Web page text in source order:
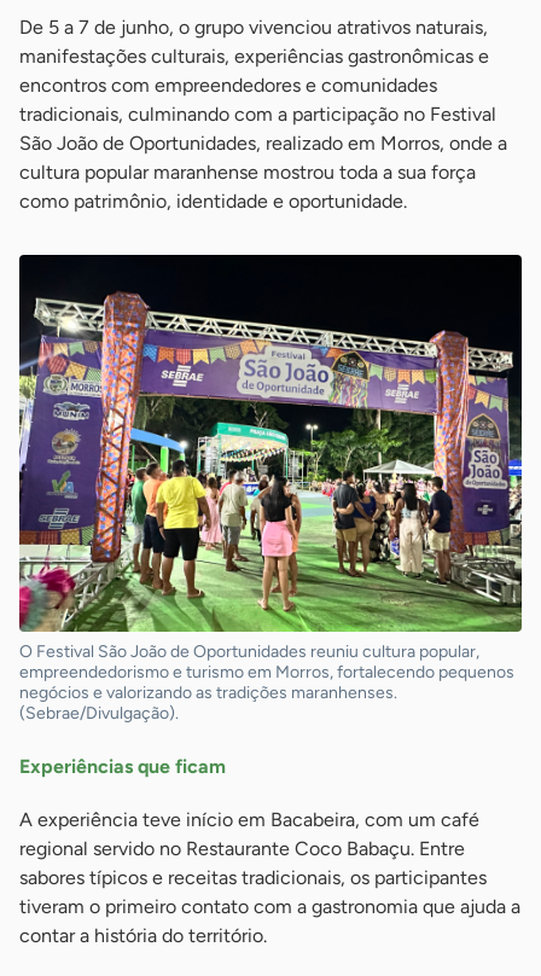
De 5 a 7 de junho, o grupo vivenciou atrativos naturais,
manifestações culturais, experiências gastronômicas e
encontros com empreendedores e comunidades
tradicionais, culminando com a participação no Festival
São João de Oportunidades, realizado em Morros, onde a
cultura popular maranhense mostrou toda a sua força
como patrimônio, identidade e oportunidade.
O Festival São João de Oportunidades reuniu cultura popular,
empreendedorismo e turismo em Morros, fortalecendo pequenos
negócios e valorizando as tradições maranhenses.
(Sebrae/Divulgação).
Experiências que ficam
A experiência teve início em Bacabeira, com um café
regional servido no Restaurante Coco Babaçu. Entre
sabores típicos e receitas tradicionais, os participantes
tiveram o primeiro contato com a gastronomia que ajuda a
contar a história do território.